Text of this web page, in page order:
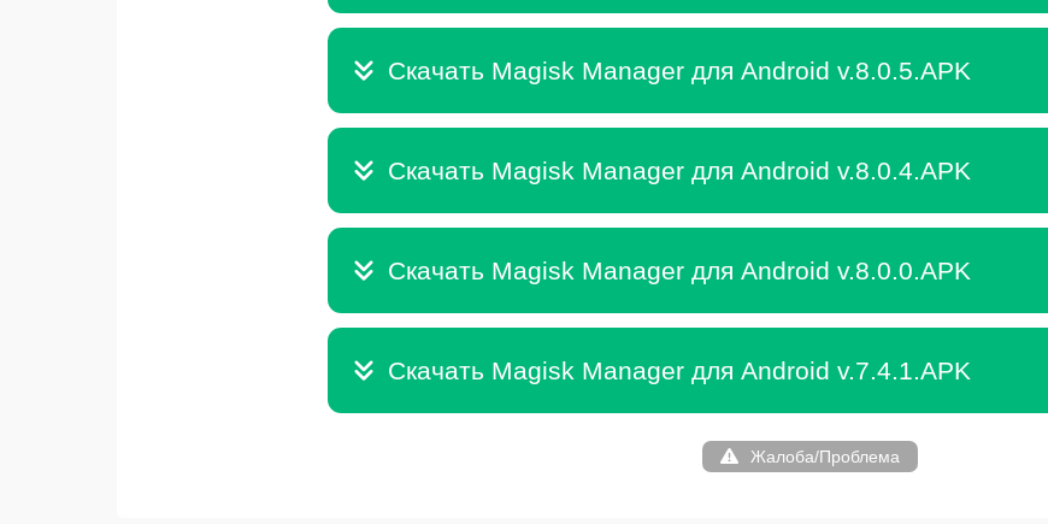
Скачать Magisk Manager для Android v.8.0.5.APK
Скачать Magisk Manager для Android v.8.0.4.APK
Скачать Magisk Manager для Android v.8.0.0.APK
Скачать Magisk Manager для Android v.7.4.1.APK
Жалоба/Проблема